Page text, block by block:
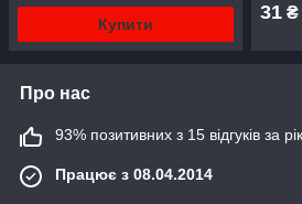
Купити
31 ₴
Про нас
93% позитивних з 15 відгуків за рік
Працює з 08.04.2014